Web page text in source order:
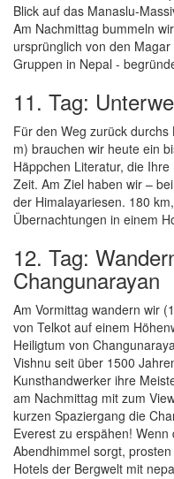
Blick auf das Manaslu-
Am Nachmittag bummeln
ursprünglich von den
Gruppen in Nepal -
11. Tag:
Für den Weg zurück
m) brauchen wir heute ein
Häppchen Literatur, die
Zeit. Am Ziel haben wir –
der Himalayariesen. 180
Übernachtungen in einem
12. Tag:
Changunarayan
Am Vormittag wandern wir
von Telkot auf einem
Heiligtum von
Vishnu seit über 1500
Kunsthandwerker ihre
am Nachmittag mit zum
kurzen Spaziergang die
Everest zu erspähen!
Abendhimmel sorgt,
Hotels der Bergwelt mit